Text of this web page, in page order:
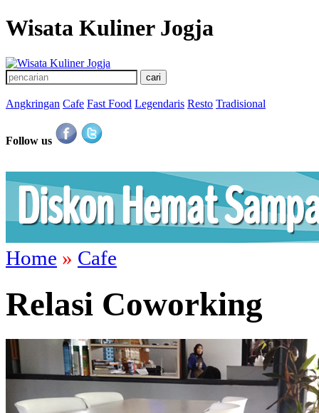
Wisata Kuliner Jogja
Angkringan Cafe Fast Food Legendaris Resto Tradisional
Follow us
Home » Cafe
Relasi Coworking